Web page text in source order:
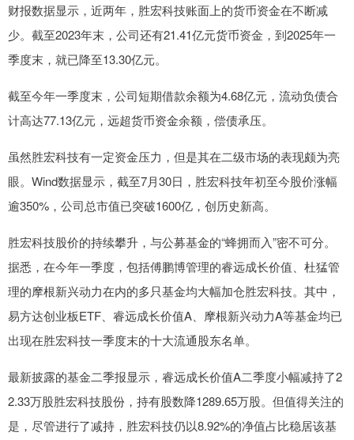
财报数据显示，近两年，胜宏科技账面上的货币资金在不断减
少。截至2023年末，公司还有21.41亿元货币资金，到2025年一
季度末，就已降至13.30亿元。
截至今年一季度末，公司短期借款余额为4.68亿元，流动负债合
计高达77.13亿元，远超货币资金余额，偿债承压。
虽然胜宏科技有一定资金压力，但是其在二级市场的表现颇为亮
眼。Wind数据显示，截至7月30日，胜宏科技年初至今股价涨幅
逾350%，公司总市值已突破1600亿，创历史新高。
胜宏科技股价的持续攀升，与公募基金的“蜂拥而入”密不可分。
据悉，在今年一季度，包括傅鹏博管理的睿远成长价值、杜猛管
理的摩根新兴动力在内的多只基金均大幅加仓胜宏科技。其中，
易方达创业板ETF、睿远成长价值A、摩根新兴动力A等基金均已
出现在胜宏科技一季度末的十大流通股东名单。
最新披露的基金二季报显示，睿远成长价值A二季度小幅减持了2
2.33万股胜宏科技股份，持有股数降1289.65万股。但值得关注的
是，尽管进行了减持，胜宏科技仍以8.92%的净值占比稳居该基